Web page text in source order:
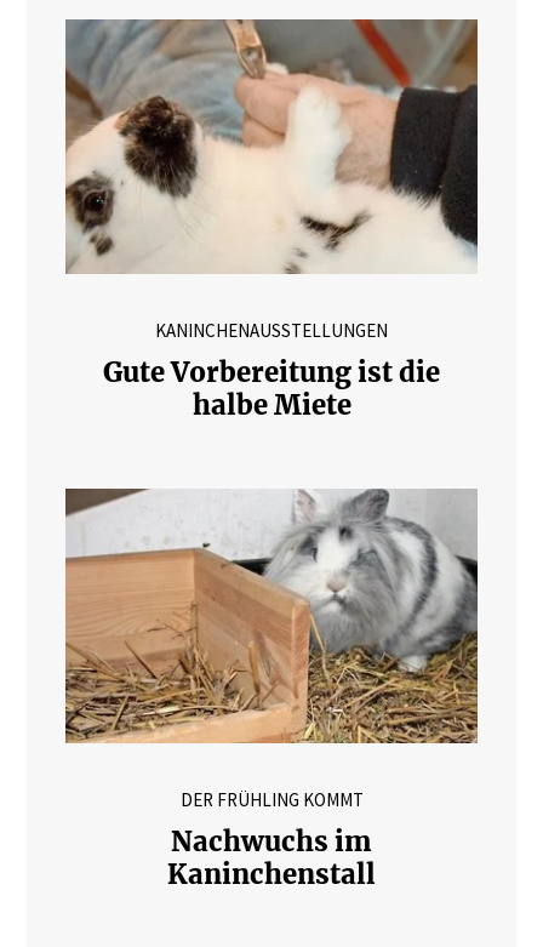
KANINCHENAUSSTELLUNGEN
Gute Vorbereitung ist die
halbe Miete
DER FRÜHLING KOMMT
Nachwuchs im
Kaninchenstall